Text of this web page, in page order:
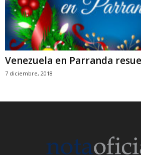
Venezuela en Parranda
7 diciembre, 2018